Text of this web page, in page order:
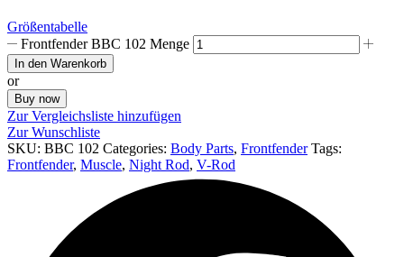
Größentabelle
Frontfender BBC 102 Menge
In den Warenkorb
or
Buy now
Zur Vergleichsliste hinzufügen
Zur Wunschliste
SKU: BBC 102 Categories: Body Parts, Frontfender Tags:
Frontfender, Muscle, Night Rod, V-Rod